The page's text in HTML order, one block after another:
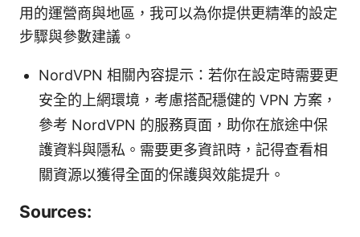
用的運營商與地區，我可以為你提供更精準的設定
步驟與參數建議。
NordVPN 相關內容提示：若你在設定時需要更
安全的上網環境，考慮搭配穩健的 VPN 方案，
參考 NordVPN 的服務頁面，助你在旅途中保
護資料與隱私。需要更多資訊時，記得查看相
關資源以獲得全面的保護與效能提升。
Sources: